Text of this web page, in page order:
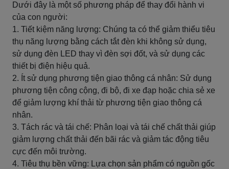
Dưới đây là một số phương pháp để thay đổi hành vi
của con người:
1. Tiết kiệm năng lượng: Chúng ta có thể giảm thiểu tiêu
thụ năng lượng bằng cách tắt đèn khi không sử dụng,
sử dụng đèn LED thay vì đèn sợi đốt, và sử dụng các
thiết bị điện hiệu quả.
2. Ít sử dụng phương tiện giao thông cá nhân: Sử dụng
phương tiện công cộng, đi bộ, đi xe đạp hoặc chia sẻ xe
để giảm lượng khí thải từ phương tiện giao thông cá
nhân.
3. Tách rác và tái chế: Phân loại và tái chế chất thải giúp
giảm lượng chất thải đến bãi rác và giảm tác động tiêu
cực đến môi trường.
4. Tiêu thụ bền vững: Lựa chọn sản phẩm có nguồn gốc